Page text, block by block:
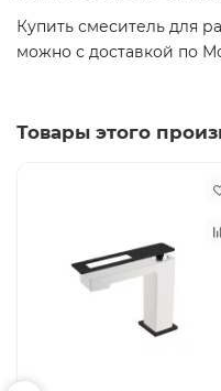
Купить смеситель для
можно с доставкой по
Товары этого